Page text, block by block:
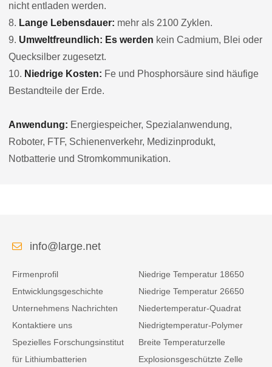
nicht entladen werden.
8. Lange Lebensdauer: mehr als 2100 Zyklen.
9. Umweltfreundlich: Es werden kein Cadmium, Blei oder
Quecksilber zugesetzt.
10. Niedrige Kosten: Fe und Phosphorsäure sind häufige
Bestandteile der Erde.
Anwendung: Energiespeicher, Spezialanwendung,
Roboter, FTF, Schienenverkehr, Medizinprodukt,
Notbatterie und Stromkommunikation.
info@large.net
Firmenprofil
Entwicklungsgeschichte
Unternehmens Nachrichten
Kontaktiere uns
Spezielles Forschungsinstitut
für Lithiumbatterien
Niedrige Temperatur 18650
Niedrige Temperatur 26650
Niedertemperatur-Quadrat
Niedrigtemperatur-Polymer
Breite Temperaturzelle
Explosionsgeschützte Zelle